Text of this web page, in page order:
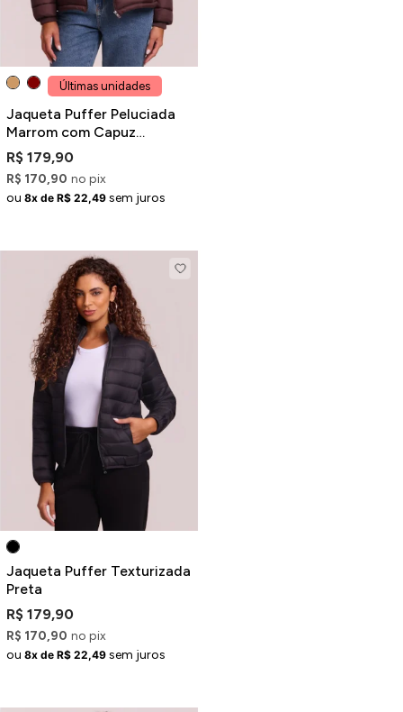
Últimas unidades
Jaqueta Puffer Peluciada
Marrom com Capuz
Removível
R$ 179,90
R$ 170,90 no pix
ou 8x de R$ 22,49 sem juros
Jaqueta Puffer Texturizada
Preta
R$ 179,90
R$ 170,90 no pix
ou 8x de R$ 22,49 sem juros